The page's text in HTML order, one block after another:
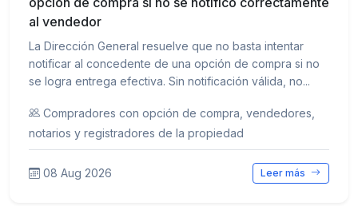
al vendedor
La Dirección General resuelve que no basta intentar
notificar al concedente de una opción de compra si no
se logra entrega efectiva. Sin notificación válida, no...
Compradores con opción de compra, vendedores,
notarios y registradores de la propiedad
08 Aug 2026 Leer más